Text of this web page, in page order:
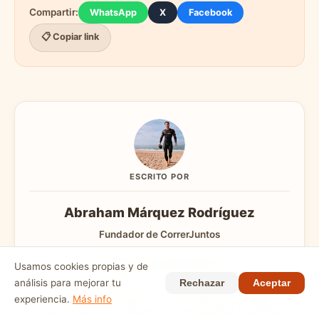
Compartir: WhatsApp X Facebook
📋 Copiar link
ESCRITO POR
Abraham Márquez Rodríguez
Fundador de CorrerJuntos
Triatleta · Corre desde 2014
Fundador de CorrerJuntos, comunidad de running con
Usamos cookies propias y de
análisis para mejorar tu
experiencia. Más info
Rechazar Aceptar